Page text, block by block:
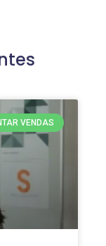
VENDAS